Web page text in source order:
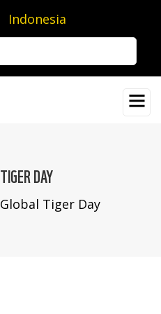
Indonesia
DAY
Global Tiger Day